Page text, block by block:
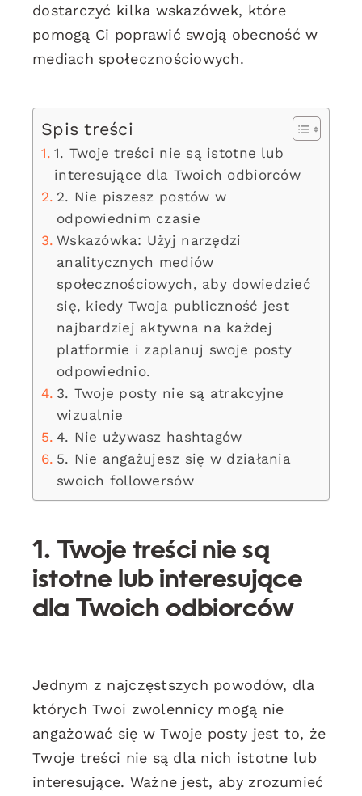
dostarczyć kilka wskazówek, które
pomogą Ci poprawić swoją obecność w
mediach społecznościowych.
Spis treści
1. Twoje treści nie są istotne lub
interesujące dla Twoich odbiorców
2. Nie piszesz postów w
odpowiednim czasie
Wskazówka: Użyj narzędzi
analitycznych mediów
społecznościowych, aby dowiedzieć
się, kiedy Twoja publiczność jest
najbardziej aktywna na każdej
platformie i zaplanuj swoje posty
odpowiednio.
3. Twoje posty nie są atrakcyjne
wizualnie
4. Nie używasz hashtagów
5. Nie angażujesz się w działania
swoich followersów
1. Twoje treści nie są
istotne lub interesujące
dla Twoich odbiorców
Jednym z najczęstszych powodów, dla
których Twoi zwolennicy mogą nie
angażować się w Twoje posty jest to, że
Twoje treści nie są dla nich istotne lub
interesujące. Ważne jest, aby zrozumieć